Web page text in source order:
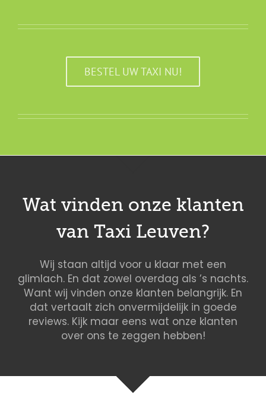
BESTEL UW TAXI NU!
Wat vinden onze klanten
van Taxi Leuven?
Wij staan altijd voor u klaar met een
glimlach. En dat zowel overdag als ’s nachts.
Want wij vinden onze klanten belangrijk. En
dat vertaalt zich onvermijdelijk in goede
reviews. Kijk maar eens wat onze klanten
over ons te zeggen hebben!